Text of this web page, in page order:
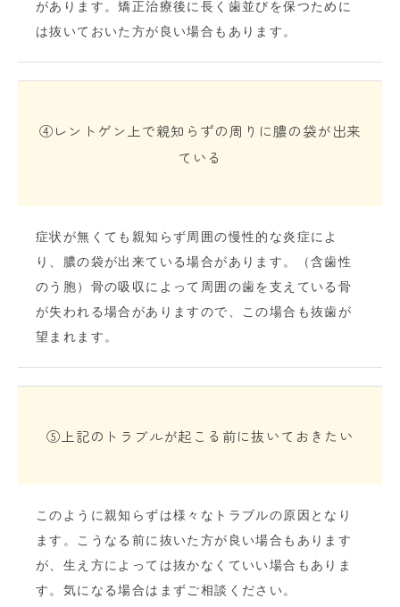
があります。矯正治療後に長く歯並びを保つために
は抜いておいた方が良い場合もあります。
④レントゲン上で親知らずの周りに膿の袋が出来
ている
症状が無くても親知らず周囲の慢性的な炎症によ
り、膿の袋が出来ている場合があります。（含歯性
のう胞）骨の吸収によって周囲の歯を支えている骨
が失われる場合がありますので、この場合も抜歯が
望まれます。
⑤上記のトラブルが起こる前に抜いておきたい
このように親知らずは様々なトラブルの原因となり
ます。こうなる前に抜いた方が良い場合もあります
が、生え方によっては抜かなくていい場合もありま
す。気になる場合はまずご相談ください。